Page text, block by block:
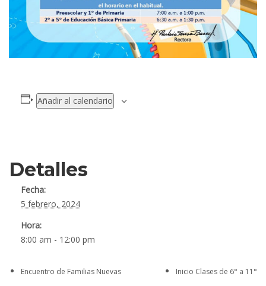
Añadir al calendario
Detalles
Fecha:
5 febrero, 2024
Hora:
8:00 am - 12:00 pm
Encuentro de Familias Nuevas Inicio Clases de 6° a 11°